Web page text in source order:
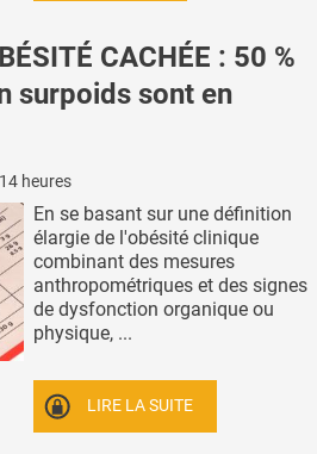
CACHÉE : 50 %
surpoids sont en
heures
En se basant sur une définition
élargie de l'obésité clinique
combinant des mesures
anthropométriques et des signes
de dysfonction organique ou
physique, ...
LIRE LA SUITE